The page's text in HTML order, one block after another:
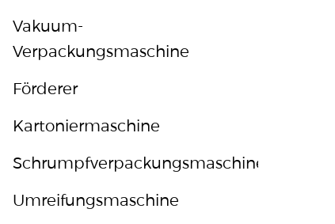
Vakuum-
Verpackungsmaschine
Förderer
Kartoniermaschine
Schrumpfverpackungsmaschine
Umreifungsmaschine